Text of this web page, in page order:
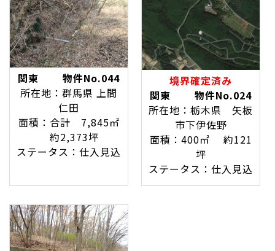
関東 物件No.044
所在地：群馬県 上間
仁田
面積：合計 7,845㎡
約2,373坪
ステータス：仕入見込
境界確定済み
関東 物件No.024
所在地：栃木県 矢板
市下伊佐野
面積：400㎡ 約121
坪
ステータス：仕入見込